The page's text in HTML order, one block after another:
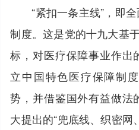
“紧扣一条主线”，即
制度。这是党的十九大基
标，对医疗保障事业作出
立中国特色医疗保障制
势，并借鉴国外有益做法
大提出的“兜底线、织密网